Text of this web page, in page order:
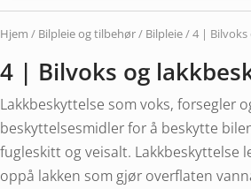
Hjem / Bilpleie og tilbehør/ Bilpleie/ 4 | Bilvoks
4 | Bilvoks og
Lakkbeskyttelse som voks, forsegler
beskyttelsesmidler for å beskytte
fugleskitt og veisalt. Lakkbeskyttelse
oppå lakken som gjør overflaten